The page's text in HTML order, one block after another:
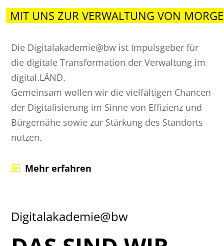
MIT UNS ZUR VERWALTUNG VON
Die Digitalakademie@bw ist Impulsgeber für
die digitale Transformation der Verwaltung im
digital.LÄND.
Gemeinsam wollen wir die vielfältigen Chancen
der Digitalisierung im Sinne von Effizienz und
Bürgernähe sowie zur Stärkung des Standorts
nutzen.
Mehr erfahren
Digitalakademie@bw